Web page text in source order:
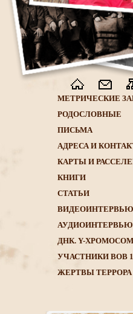
МЕТРИЧЕСКИЕ
РОДОСЛОВНЫЕ
ПИСЬМА
АДРЕСА И
КАРТЫ И
КНИГИ
CТАТЬИ
ВИДЕОИНТЕРВЬЮ
АУДИОИНТЕРВЬЮ
ДНК. Y-
УЧАСТНИКИ ВОВ
ЖЕРТВЫ ТЕРРОРА